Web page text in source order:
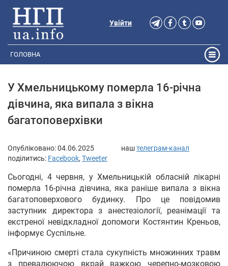
Увійти
ГОЛОВНА
У Хмельницькому померла 16-річна
дівчина, яка випала з вікна
багатоповерхівки
Опубліковано:04.06.2025 наштелеграм-канал
поділитись: Facebook, Tweeter
Сьогодні, 4 червня, у Хмельницькій обласній лікарні
померла 16-річна дівчина, яка раніше випала з вікна
багатоповерхового будинку. Про це повідомив
заступник директора з анестезіології, реанімації та
екстреної невідкладної допомоги Костянтин Креньов,
інформує Суспільне.
«Причиною смерті стала сукупність множинних травм
з превалюючою вкрай важкою черепно-мозковою